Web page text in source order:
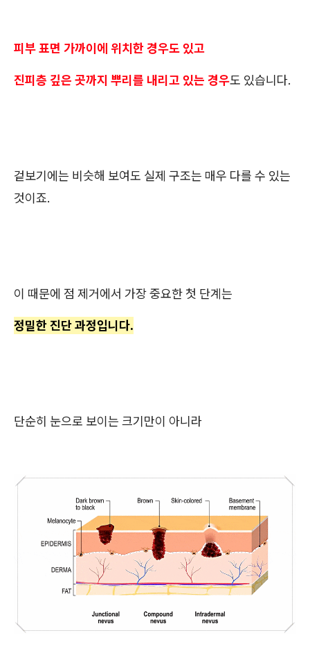
피부 표면 가까이에 위치한 경우도 있고
진피층 깊은 곳까지 뿌리를 내리고 있는 경우도 있습니다.
겉보기에는 비슷해 보여도 실제 구조는 매우 다를 수 있는
것이죠.
이 때문에 점 제거에서 가장 중요한 첫 단계는
정밀한 진단 과정입니다.
단순히 눈으로 보이는 크기만이 아니라